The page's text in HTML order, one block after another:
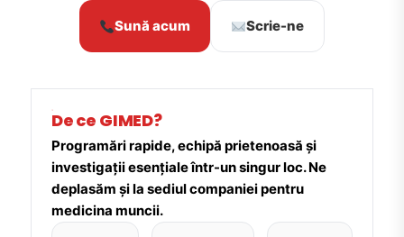
Sună acum Scrie-ne
De ce GIMED?
Programări rapide, echipă prietenoasă și
investigații esențiale într-un singur loc. Ne
deplasăm și la sediul companiei pentru
medicina muncii.